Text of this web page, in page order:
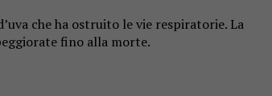
che ha ostruito le vie respiratorie. La
fino alla morte.